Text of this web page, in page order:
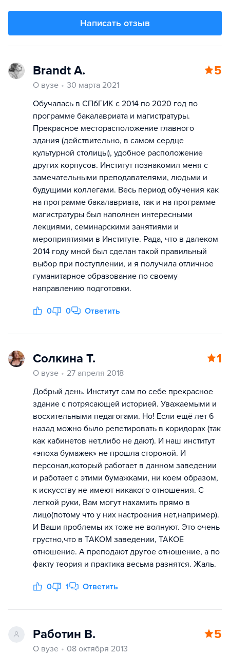
Написать отзыв
Brandt A. 5
О вузе
30 марта 2021
Обучалась в СПбГИК с 2014 по 2020 год по
программе бакалавриата и магистратуры.
Прекрасное месторасположение главного
здания (действительно, в самом сердце
культурной столицы), удобное расположение
других корпусов. Институт познакомил меня с
замечательными преподавателями, людьми и
будущими коллегами. Весь период обучения как
на программе бакалавриата, так и на программе
магистратуры был наполнен интересными
лекциями, семинарскими занятиями и
мероприятиями в Институте. Рада, что в далеком
2014 году мной был сделан такой правильный
выбор при поступлении, и я получила отличное
гуманитарное образование по своему
направлению подготовки.
0 0 Ответить
Солкина Т. 1
О вузе
27 апреля 2018
Добрый день. Институт сам по себе прекрасное
здание с потрясающей историей. Уважаемыми и
восхительными педагогами. Но! Если ещё лет 6
назад можно было репетировать в коридорах (так
как кабинетов нет,либо не дают). И наш институт
«эпоха бумажек» не прошла стороной. И
персонал,который работает в данном заведении
и работает с этими бумажками, ни коем образом,
к искусству не имеют никакого отношения. С
легкой руки, Вам могут нахамить прямо в
лицо(потому что у них настроения нет,например).
И Ваши проблемы их тоже не волнуют. Это очень
грустно,что в ТАКОМ заведении, ТАКОЕ
отношение. А преподают другое отношение, а по
факту теория и практика весьма разнятся. Жаль.
0 1 Ответить
Работин В. 5
О вузе 08 октября 2013